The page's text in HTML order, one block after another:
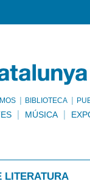
BIBLIOTECA
MÚSICA
LITERATURA